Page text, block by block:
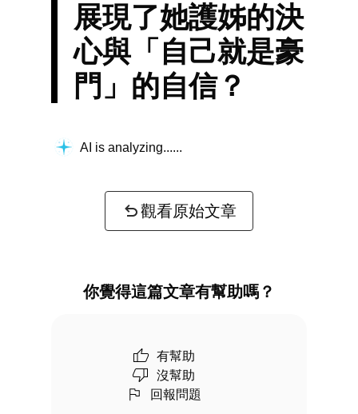
展現了她護姊的決
心與「自己就是豪
門」的自信？
AI is analyzing...
觀看原始文章
你覺得這篇文章有幫助嗎？
有幫助
沒幫助
回報問題